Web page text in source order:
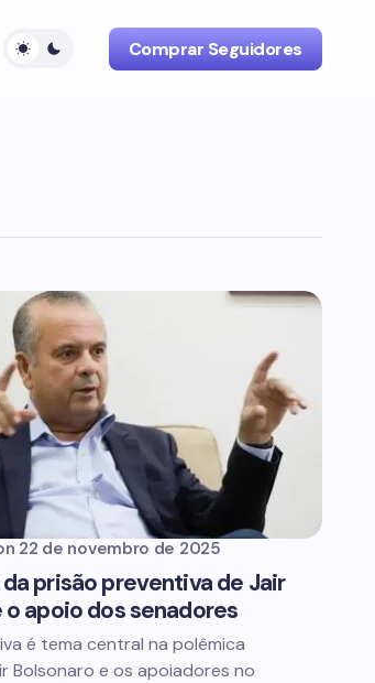
Comprar Seguidores
22 de novembro de 2025
prisão preventiva de Jair
o apoio dos senadores
é tema central na polêmica
Bolsonaro e os apoiadores no